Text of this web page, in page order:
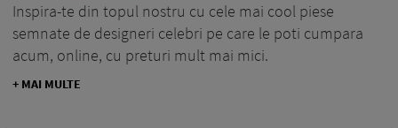
Inspira-te din topul nostru cu cele mai cool piese
semnate de designeri celebri pe care le poti cumpara
acum, online, cu preturi mult mai mici.
+ MAI MULTE